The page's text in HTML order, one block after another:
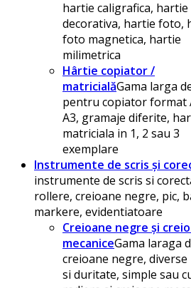
hartie caligrafica, hartie
decorativa, hartie foto,
foto magnetica, hartie
milimetrica
Hârtie copiator /
matricialăGama larga
pentru copiator format
A3, gramaje diferite,
matriciala in 1, 2 sau 3
exemplare
Instrumente de scris și
instrumente de scris si
rollere, creioane negre, pic,
markere, evidentiatoare
Creioane negre și
mecaniceGama laraga
creioane negre, diverse
si duritate, simple sau